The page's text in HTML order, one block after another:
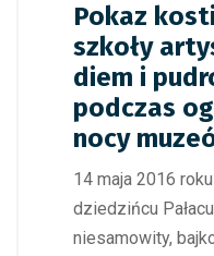
Pokaz
szkoły
diem i
podczas
nocy
14 maja 2016
dziedzińcu
niesamowity,